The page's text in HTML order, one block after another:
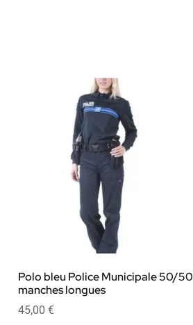
Polo bleu Police Municipale 50/50
manches longues
45,00€